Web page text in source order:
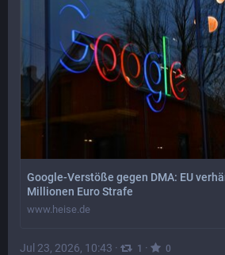
Google-Verstöße gegen DMA: EU
Millionen Euro Strafe
www.heise.de
Jul 23, 2026, 10:43 · 1 · 0